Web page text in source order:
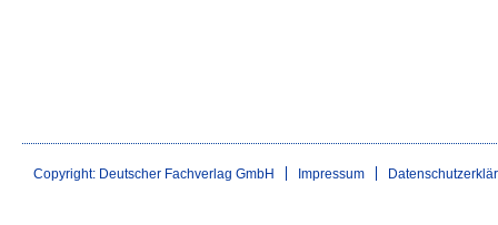
Copyright: Deutscher Fachverlag GmbH Impressum